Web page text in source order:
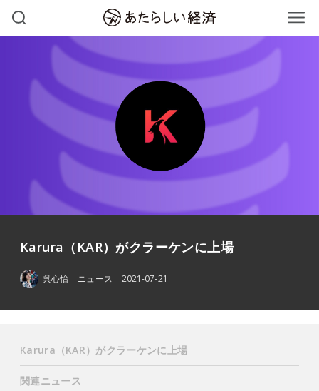
Karura（KAR）がクラーケンに上場
呉心怡 ニュース 2021-07-21
Karura（KAR）がクラーケンに上場
関連ニュース